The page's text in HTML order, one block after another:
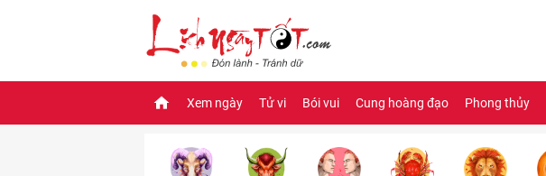
Xem ngày Tử vi Bói vui Cung hoàng đạo Phong thủy